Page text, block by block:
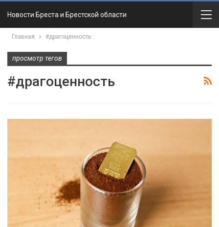
Новости Бреста и Брестской области
Главная #драгоценность
просмотр тегов
#драгоценность